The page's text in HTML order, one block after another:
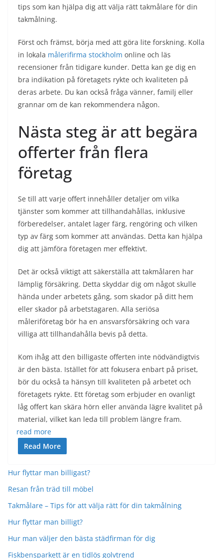
tips som kan hjälpa dig att välja rätt takmålare för din
takmålning.
Först och främst, börja med att göra lite forskning. Kolla
in lokala målerifirma stockholm online och läs
recensioner från tidigare kunder. Detta kan ge dig en
bra indikation på företagets rykte och kvaliteten på
deras arbete. Du kan också fråga vänner, familj eller
grannar om de kan rekommendera någon.
Nästa steg är att begära
offerter från flera
företag
Se till att varje offert innehåller detaljer om vilka
tjänster som kommer att tillhandahållas, inklusive
förberedelser, antalet lager färg, rengöring och vilken
typ av färg som kommer att användas. Detta kan hjälpa
dig att jämföra företagen mer effektivt.
Det är också viktigt att säkerställa att takmålaren har
lämplig försäkring. Detta skyddar dig om något skulle
hända under arbetets gång, som skador på ditt hem
eller skador på arbetstagaren. Alla seriösa
måleriföretag bör ha en ansvarsförsäkring och vara
villiga att tillhandahålla bevis på detta.
Kom ihåg att den billigaste offerten inte nödvändigtvis
är den bästa. Istället för att fokusera enbart på priset,
bör du också ta hänsyn till kvaliteten på arbetet och
företagets rykte. Ett företag som erbjuder en ovanligt
låg offert kan skära hörn eller använda lägre kvalitet på
material, vilket kan leda till problem längre fram.
read more
Read More
Hur flyttar man billigast?
Resan från träd till möbel
Takmålare – Tips för att välja rätt för din takmålning
Hur flyttar man billigt?
Hur man väljer den bästa städfirman för dig
Fiskbensparkett är en tidlös golvtrend